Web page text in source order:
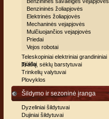
Benzininės žoliapjovės
Elektrinės žoliapjovės
Mechaninės vejapjovės
Mulčiuojančios vejapjovės
Priedai
Vejos robotai
Teleskopiniai elektriniai grandininiai
pjūklai
Trašų, sėklų barstytuvai
Trinkelių valytuvai
Plovyklos
Šildymo ir sezoninė įranga
Dyzeliniai šildytuvai
Dujiniai šildytuvai